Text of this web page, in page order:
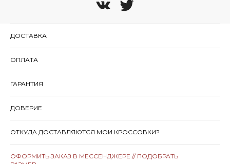
ДОСТАВКА
ОПЛАТА
ГАРАНТИЯ
ДОВЕРИЕ
ОТКУДА ДОСТАВЛЯЮТСЯ МОИ КРОССОВКИ?
ОФОРМИТЬ ЗАКАЗ В МЕССЕНДЖЕРЕ // ПОДОБРАТЬ